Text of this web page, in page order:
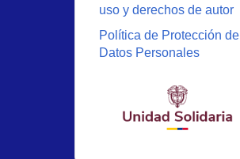
uso y derechos de autor
Política de Protección de
Datos Personales